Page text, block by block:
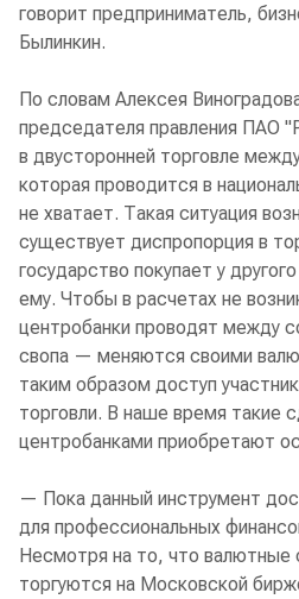
говорит предприниматель,
Былинкин.
По словам Алексея
председателя правления ПАО
в двусторонней торговле
которая проводится в
не хватает. Такая ситуация
существует диспропорция в
государство покупает у
ему. Чтобы в расчетах не
центробанки проводят между
свопа — меняются своими
таким образом доступ
торговли. В наше время такие
центробанками приобретают
— Пока данный инструмент
для профессиональных
Несмотря на то, что валютные
торгуются на Московской